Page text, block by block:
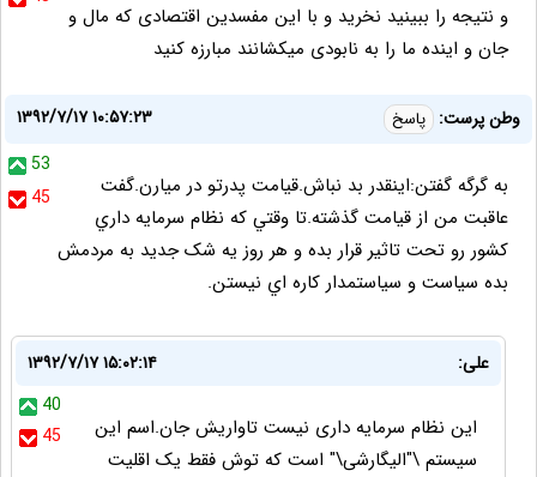
و نتیجه را ببینید نخرید و با این مفسدین اقتصادی که مال و
جان و اینده ما را به نابودی میکشانند مبارزه کنید
وطن پرست: پاسخ
۱۳۹۲/۷/۱۷ ۱۰:۵۷:۲۳
53
45
به گرگه گفتن:اينقدر بد نباش.قيامت پدرتو در ميارن.گفت
عاقبت من از قيامت گذشته.تا وقتي که نظام سرمايه داري
کشور رو تحت تاثير قرار بده و هر روز يه شک جديد به مردمش
بده سياست و سياستمدار کاره اي نيستن.
علی:
۱۳۹۲/۷/۱۷ ۱۵:۰۲:۱۴
40
45
این نظام سرمایه داری نیست تاواریش جان.اسم این
سیستم \"الیگارشی\" است که توش فقط یک اقلیت